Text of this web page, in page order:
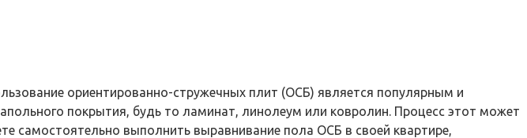
ориентированно-стружечных плит (ОСБ) является популярным и
покрытия, будь то ламинат, линолеум или ковролин. Процесс этот может
самостоятельно выполнить выравнивание пола ОСБ в своей квартире,